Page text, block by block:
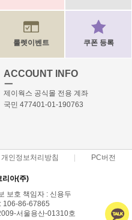
룰렛이벤트 쿠폰 등록
ACCOUNT INFO
ㅡ
제이웍스 공식몰 전용 계좌
국민 477401-01-190763
개인정보처리방침 PC버전
리아(주)
보호 책임자 : 신용두
106-86-67865
서울용산-01310호